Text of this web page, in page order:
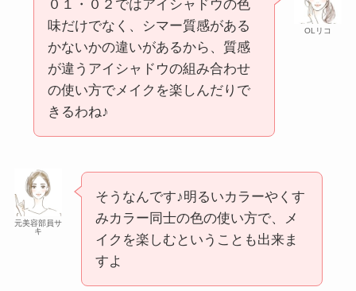
OLリコ
０１・０２ではアイシャドウの色
味だけでなく、シマー質感がある
かないかの違いがあるから、質感
が違うアイシャドウの組み合わせ
の使い方でメイクを楽しんだりで
きるわね♪
元美容部員サ
キ
そうなんです♪明るいカラーやくす
みカラー同士の色の使い方で、メ
イクを楽しむということも出来ま
すよ